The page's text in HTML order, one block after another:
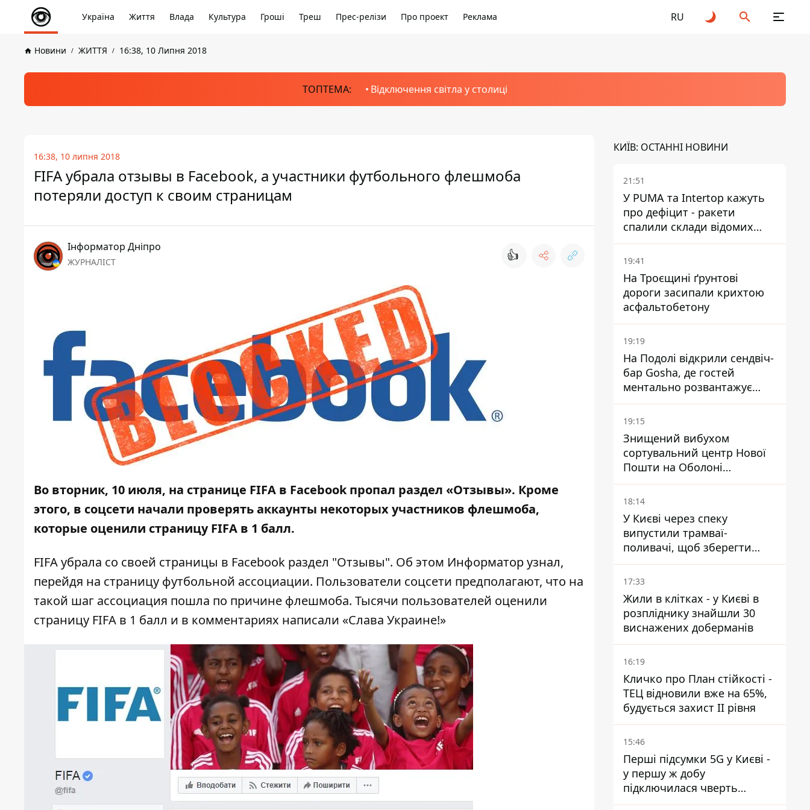
Україна Життя Влада Культура Гроші Треш Прес-релізи Про проект Реклама RU
Новини ЖИТТЯ 16:38, 10 Липня 2018
ТОПТЕМА: Відключення світла у столиці
16:38, 10 липня 2018
FIFA убрала отзывы в Facebook, а участники футбольного флешмоба
потеряли доступ к своим страницам
Інформатор Дніпро
ЖУРНАЛІСТ 👍
Во вторник, 10 июля, на странице FIFA в Facebook пропал раздел «Отзывы». Кроме
этого, в соцсети начали проверять аккаунты некоторых участников флешмоба,
которые оценили страницу FIFA в 1 балл.
FIFA убрала со своей страницы в Facebook раздел "Отзывы". Об этом Информаторузнал,
перейдя на страницу футбольной ассоциации. Пользователи соцсети предполагают, что на
такой шаг ассоциация пошла по причине флешмоба. Тысячи пользователей оценили
страницу FIFA в 1 балл и в комментариях написали «Слава Украине!»
КИЇВ: ОСТАННІ НОВИНИ
21:51
У PUMA та Intertop кажуть
про дефіцит - ракети
спалили склади відомих
брендів
19:41
На Троєщині ґрунтові
дороги засипали крихтою
асфальтобетону
19:19
На Подолі відкрили сендвіч-
бар Gosha, де гостей
ментально розвантажує
акула
19:15
Знищений вибухом
сортувальний центр Нової
Пошти на Оболоні
запрацював - видають
посилки
18:14
У Києві через спеку
випустили трамваї-
поливачі, щоб зберегти
рейки від деформації
17:33
Жили в клітках - у Києві в
розпліднику знайшли 30
виснажених доберманів
16:19
Кличко про План стійкості -
ТЕЦ відновили вже на 65%,
будується захист ІІ рівня
15:46
Перші підсумки 5G у Києві -
у першу ж добу
підключилася чверть
мільйона абонентів